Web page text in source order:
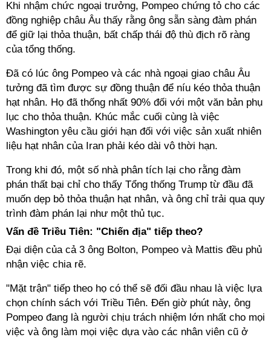
Khi nhậm chức ngoại trưởng, Pompeo chứng tỏ cho các
đồng nghiệp châu Âu thấy rằng ông sẵn sàng đàm phán
để giữ lại thỏa thuận, bất chấp thái độ thù địch rõ ràng
của tổng thống.
Đã có lúc ông Pompeo và các nhà ngoại giao châu Âu
tưởng đã tìm được sự đồng thuận để níu kéo thỏa thuận
hạt nhân. Họ đã thống nhất 90% đối với một văn bản phụ
lục cho thỏa thuận. Khúc mắc cuối cùng là việc
Washington yêu cầu giới hạn đối với việc sản xuất nhiên
liệu hạt nhân của Iran phải kéo dài vô thời hạn.
Trong khi đó, một số nhà phân tích lại cho rằng đàm
phán thất bại chỉ cho thấy Tổng thống Trump từ đầu đã
muốn dẹp bỏ thỏa thuận hạt nhân, và ông chỉ trải qua quy
trình đàm phán lại như một thủ tục.
Vấn đề Triều Tiên: "Chiến địa" tiếp theo?
Đại diện của cả 3 ông Bolton, Pompeo và Mattis đều phủ
nhận việc chia rẽ.
"Mặt trận" tiếp theo họ có thể sẽ đối đầu nhau là việc lựa
chọn chính sách với Triều Tiên. Đến giờ phút này, ông
Pompeo đang là người chịu trách nhiệm lớn nhất cho mọi
việc và ông làm mọi việc dựa vào các nhân viên cũ ở